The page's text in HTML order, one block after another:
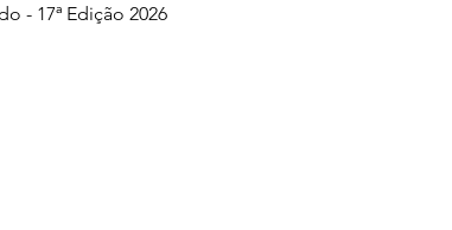
Visualização rápida
- 17ª Edição 2026